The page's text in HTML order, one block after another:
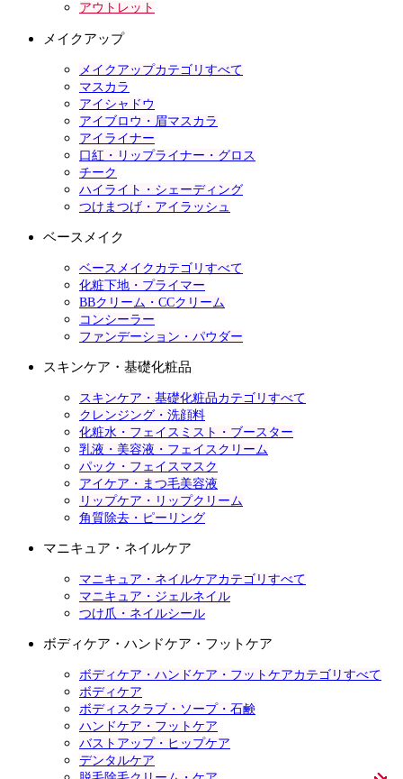
アウトレット
メイクアップ
メイクアップカテゴリすべて
マスカラ
アイシャドウ
アイブロウ・眉マスカラ
アイライナー
口紅・リップライナー・グロス
チーク
ハイライト・シェーディング
つけまつげ・アイラッシュ
ベースメイク
ベースメイクカテゴリすべて
化粧下地・プライマー
BBクリーム・CCクリーム
コンシーラー
ファンデーション・パウダー
スキンケア・基礎化粧品
スキンケア・基礎化粧品カテゴリすべて
クレンジング・洗顔料
化粧水・フェイスミスト・ブースター
乳液・美容液・フェイスクリーム
パック・フェイスマスク
アイケア・まつ毛美容液
リップケア・リップクリーム
角質除去・ピーリング
マニキュア・ネイルケア
マニキュア・ネイルケアカテゴリすべて
マニキュア・ジェルネイル
つけ爪・ネイルシール
ボディケア・ハンドケア・フットケア
ボディケア・ハンドケア・フットケアカテゴリすべて
ボディケア
ボディスクラブ・ソープ・石鹸
ハンドケア・フットケア
バストアップ・ヒップケア
デンタルケア